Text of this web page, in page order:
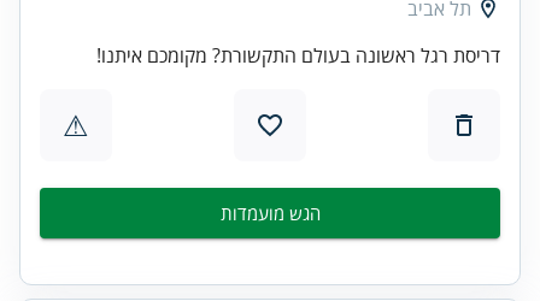
תל אביב
דריסת רגל ראשונה בעולם התקשורת? מקומכם איתנו!
⚠
הגש מועמדות